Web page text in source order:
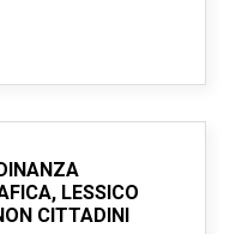
LESSICO
CITTADINI